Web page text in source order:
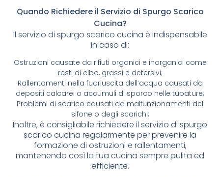
Quando Richiedere il Servizio di Spurgo Scarico
Cucina?
Il servizio di spurgo scarico cucina è indispensabile
in caso di:
Ostruzioni causate da rifiuti organici e inorganici come
resti di cibo, grassi e detersivi;
Rallentamenti nella fuoriuscita dell’acqua causati da
depositi calcarei o accumuli di sporco nelle tubature;
Problemi di scarico causati da malfunzionamenti del
sifone o degli scarichi;
Inoltre, è consigliabile richiedere il servizio di spurgo
scarico cucina regolarmente per prevenire la
formazione di ostruzioni e rallentamenti,
mantenendo così la tua cucina sempre pulita ed
efficiente.